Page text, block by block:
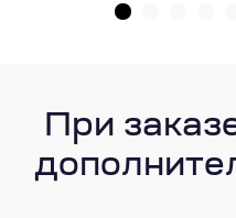
При